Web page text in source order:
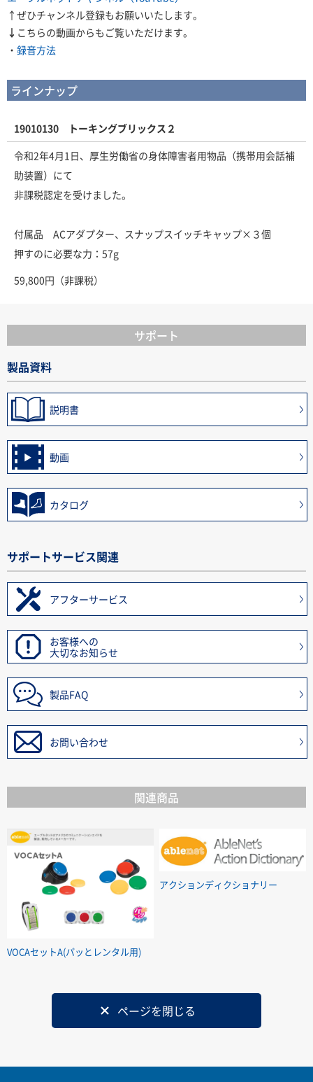
↑ぜひチャンネル登録もお願いいたします。
↓ こちらの動画からもご覧いただけます。
・ 録音方法
ラインナップ
19010130 トーキングブリックス２
令和2年4月1日、厚生労働省の身体障害者用物品（携帯用会話補
助装置）にて
非課税認定を受けました。
付属品 ACアダプター、スナップスイッチキャップ×３個
押すのに必要な力：57g
59,800円（非課税）
サポート
製品資料
説明書
動画
カタログ
サポートサービス関連
アフターサービス
お客様への
大切なお知らせ
製品FAQ
お問い合わせ
関連商品
VOCAセットA(パッとレンタル用)
アクションディクショナリー
ページを閉じる